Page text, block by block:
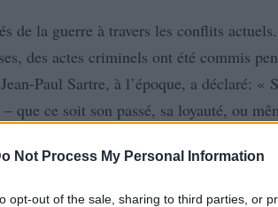
Not Process My Personal Information
opt-out of the sale, sharing to third parties, or
de la guerre à travers les conflits
des actes criminels ont été commis
Paul Sartre, à l’époque, a déclaré: «
que ce soit son passé, sa loyauté, ou
quinze ans pour transformer les
est décisive. Selon la situation,
quel moment. »